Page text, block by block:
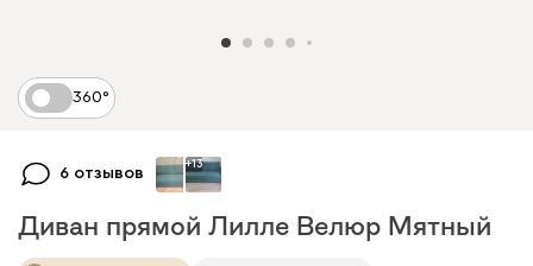
360°
6 отзывов
+13
Диван прямой Лилле Велюр Мятный
Арт. 205439